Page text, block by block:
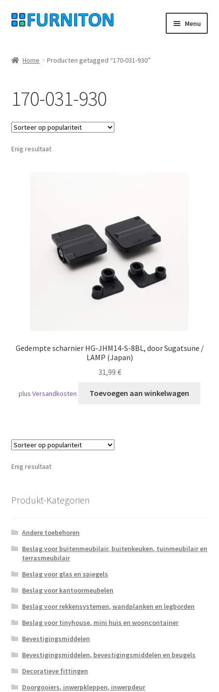
Ga
door
navigatie
Ga
naar
inhoud
Menu
Gegevensbescherming
Herroepingsrecht
Neem contact op met
Home Producten getagged “170-031-930”
170-031-930
Enig resultaat
Gedempte scharnier HG-JHM14-S-8BL, door Sugatsune /
LAMP (Japan)
31,99 €
plusVersandkosten Toevoegen aan winkelwagen
Enig resultaat
Produkt-Kategorien
Andere toebehoren
Beslag voor buitenmeubilair, buitenkeuken, tuinmeubilair en
terrasmeubilair
Beslag voor glas en spiegels
Beslag voor kantoormeubelen
Beslag voor rekkensystemen, wandplanken en legborden
Beslag voor tinyhouse, mini huis en wooncontainer
Bevestigingsmiddelen
Bevestigingsmiddelen, bevestigingsmiddelen en beugels
Decoratieve fittingen
Doorgooiers, inwerpkleppen, inwerpdeur